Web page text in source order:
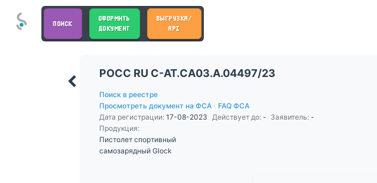
ПОИСК
ОФОРМИТЬ
ДОКУМЕНТ
ВЫГРУЗКА/
API
РОСС RU С-AT.СА03.А.04497/23
Поиск в реестре
Просмотреть документ на ФСА · FAQ ФСА
Дата регистрации: 17-08-2023 Действует до: - Заявитель: -
Продукция:
Пистолет спортивный
самозарядный Glock